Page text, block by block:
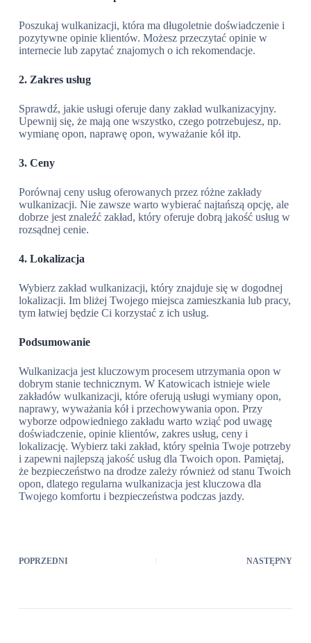
Poszukaj wulkanizacji, która ma długoletnie doświadczenie i
pozytywne opinie klientów. Możesz przeczytać opinie w
internecie lub zapytać znajomych o ich rekomendacje.
2. Zakres usług
Sprawdź, jakie usługi oferuje dany zakład wulkanizacyjny.
Upewnij się, że mają one wszystko, czego potrzebujesz, np.
wymianę opon, naprawę opon, wyważanie kół itp.
3. Ceny
Porównaj ceny usług oferowanych przez różne zakłady
wulkanizacji. Nie zawsze warto wybierać najtańszą opcję, ale
dobrze jest znaleźć zakład, który oferuje dobrą jakość usług w
rozsądnej cenie.
4. Lokalizacja
Wybierz zakład wulkanizacji, który znajduje się w dogodnej
lokalizacji. Im bliżej Twojego miejsca zamieszkania lub pracy,
tym łatwiej będzie Ci korzystać z ich usług.
Podsumowanie
Wulkanizacja jest kluczowym procesem utrzymania opon w
dobrym stanie technicznym. W Katowicach istnieje wiele
zakładów wulkanizacji, które oferują usługi wymiany opon,
naprawy, wyważania kół i przechowywania opon. Przy
wyborze odpowiedniego zakładu warto wziąć pod uwagę
doświadczenie, opinie klientów, zakres usług, ceny i
lokalizację. Wybierz taki zakład, który spełnia Twoje potrzeby
i zapewni najlepszą jakość usług dla Twoich opon. Pamiętaj,
że bezpieczeństwo na drodze zależy również od stanu Twoich
opon, dlatego regularna wulkanizacja jest kluczowa dla
Twojego komfortu i bezpieczeństwa podczas jazdy.
POPRZEDNI NASTĘPNY